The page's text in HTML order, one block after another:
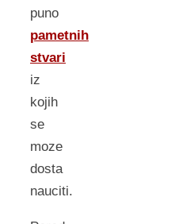
puno
pametnih
stvari
iz
kojih
se
moze
dosta
nauciti.